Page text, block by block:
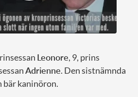
Leonore, 9, prins
Adrienne. Den sistnämnda
bär kaninöron.